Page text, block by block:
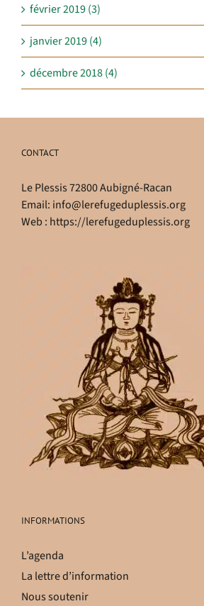
février 2019 (3)
janvier 2019 (4)
décembre 2018 (4)
CONTACT
Le Plessis 72800 Aubigné-Racan
Email: info@lerefugeduplessis.org
Web : https://lerefugeduplessis.org
INFORMATIONS
L’agenda
La lettre d’information
Nous soutenir